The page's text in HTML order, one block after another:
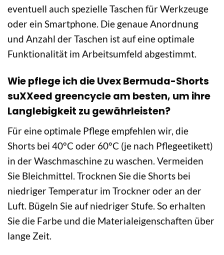
eventuell auch spezielle Taschen für Werkzeuge
oder ein Smartphone. Die genaue Anordnung
und Anzahl der Taschen ist auf eine optimale
Funktionalität im Arbeitsumfeld abgestimmt.
Wie pflege ich die Uvex Bermuda-Shorts
suXXeed greencycle am besten, um ihre
Langlebigkeit zu gewährleisten?
Für eine optimale Pflege empfehlen wir, die
Shorts bei 40°C oder 60°C (je nach Pflegeetikett)
in der Waschmaschine zu waschen. Vermeiden
Sie Bleichmittel. Trocknen Sie die Shorts bei
niedriger Temperatur im Trockner oder an der
Luft. Bügeln Sie auf niedriger Stufe. So erhalten
Sie die Farbe und die Materialeigenschaften über
lange Zeit.